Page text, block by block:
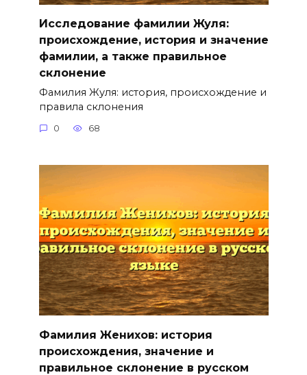
Исследование фамилии Жуля:
происхождение, история и значение
фамилии, а также правильное
склонение
Фамилия Жуля: история, происхождение и
правила склонения
0 68
Фамилия Женихов: история
происхождения, значение и
правильное склонение в русском